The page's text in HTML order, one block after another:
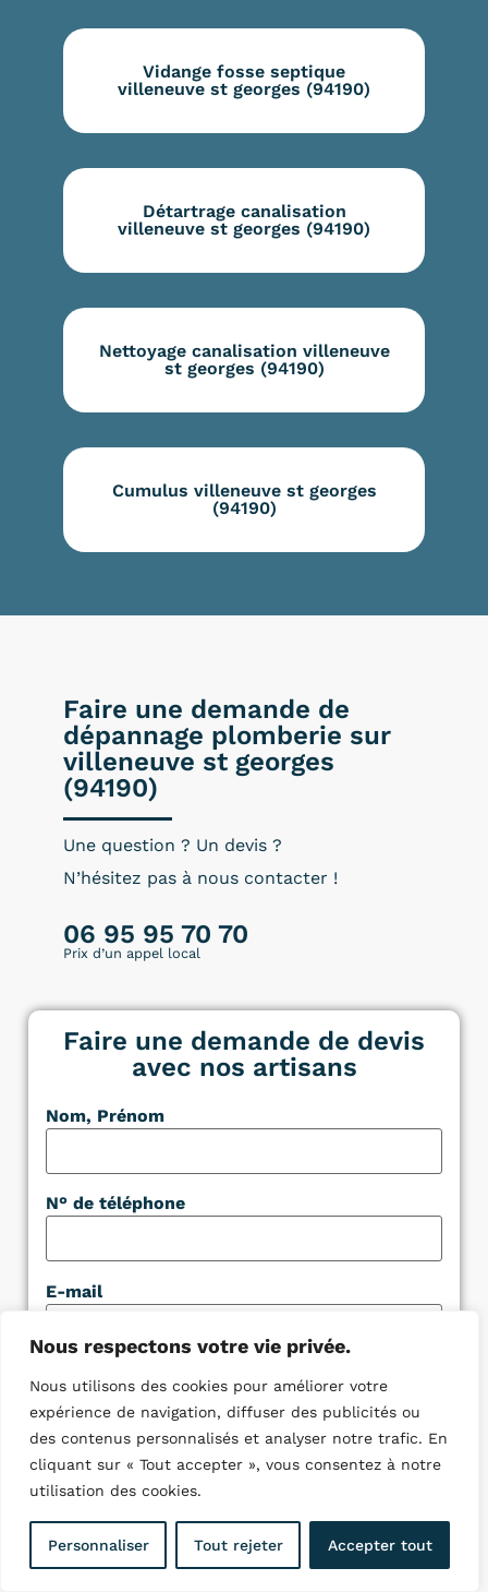
Nous respectons votre vie privée.
Nous utilisons des cookies pour améliorer votre
expérience de navigation, diffuser des publicités ou
des contenus personnalisés et analyser notre trafic. En
cliquant sur « Tout accepter », vous consentez à notre
utilisation des cookies.
Personnaliser Tout rejeter Accepter tout
Vidange fosse septique
villeneuve st georges (94190)
Détartrage canalisation
villeneuve st georges (94190)
Nettoyage canalisation villeneuve
st georges (94190)
Cumulus villeneuve st georges
(94190)
Faire une demande de
dépannage plomberie sur
villeneuve st georges
(94190)
Une question ? Un devis ?
N’hésitez pas à nous contacter !
06 95 95 70 70
Prix d’un appel local
Faire une demande de devis
avec nos artisans
Nom, Prénom
N° de téléphone
E-mail
Message
Pièce jointe